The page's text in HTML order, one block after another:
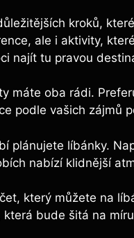
kroků,
ale i aktivity,
najít tu pravou
máte oba rádi.
podle vašich zájmů
plánujete líbánky.
nabízí klidnější
který můžete na
bude šitá na